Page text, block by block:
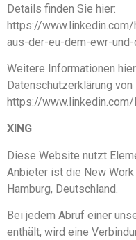
Details finden Sie hier:
https://
aus-der-eu-dem-ewr-
Weitere Informationen
Datenschutzerklärung von
https://
XING
Diese Website nutzt
Anbieter ist die New
Hamburg, Deutschland.
Bei jedem Abruf einer
enthält, wird eine